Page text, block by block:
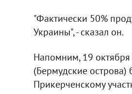
"Фактически 50%
Украины", - сказал он.
Напомним, 19
(Бермудские
Прикерченскому